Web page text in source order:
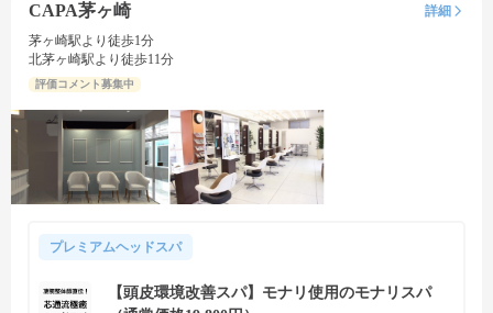
CAPA茅ヶ崎
詳細
茅ヶ崎駅より徒歩1分
北茅ヶ崎駅より徒歩11分
評価コメント募集中
プレミアムヘッドスパ
【頭皮環境改善スパ】モナリ使用のモナリスパ